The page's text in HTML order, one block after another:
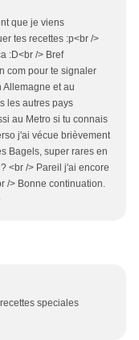
que je viens
tes recettes :p<br />
:D<br /> Bref
com pour te signaler
et au
les autres pays
au Metro si tu connais
j'ai vécue brièvement
Bagels, super rares en
<br /> Pareil j'ai encore
/> Bonne continuation.
speciales